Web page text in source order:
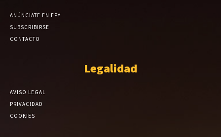
ANÚNCIATE EN EPY
SUBSCRIBIRSE
CONTACTO
Legalidad
AVISO LEGAL
PRIVACIDAD
COOKIES